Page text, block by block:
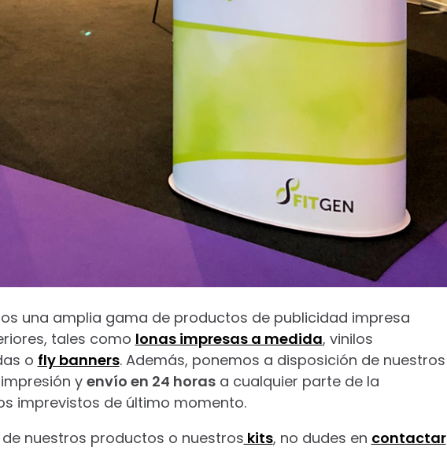
una amplia gama de productos de publicidad impresa
tales como lonas impresas a medida, vinilos
o fly banners. Además, ponemos a disposición de nuestros
y envío en 24 horasa cualquier parte de la
imprevistos de último momento.
nuestros productos o nuestros kits, no dudes en contactar